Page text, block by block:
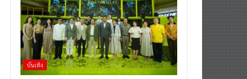
บันเทิง